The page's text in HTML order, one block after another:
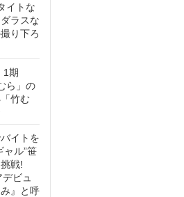
イトな
ラスな
り下ろ
1期
ら」の
竹む
イトを
ャル”笹
戦!
ビュ
』と呼